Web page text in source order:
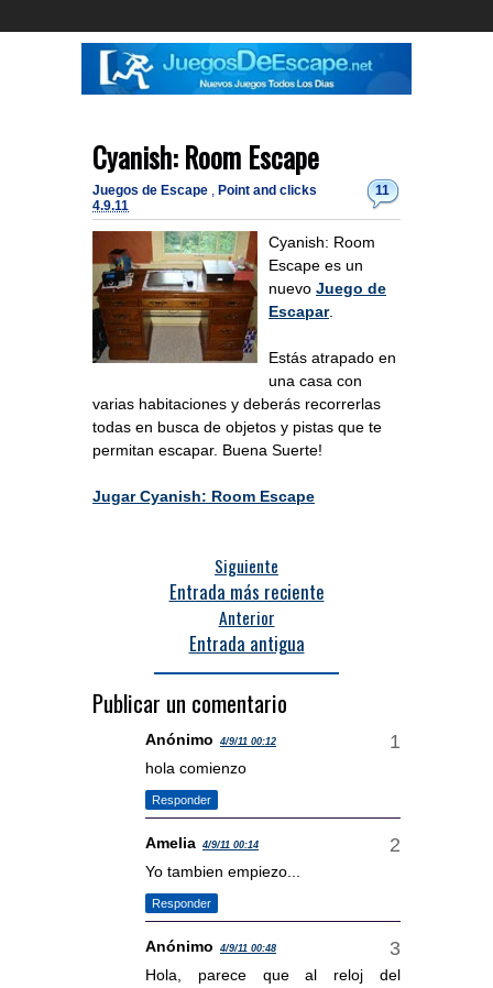
Cyanish: Room Escape
11
Juegos de Escape , Point and clicks
4.9.11
Cyanish: Room
Escape es un
nuevo Juego de
Escapar.
Estás atrapado en
una casa con
varias habitaciones y deberás recorrerlas
todas en busca de objetos y pistas que te
permitan escapar. Buena Suerte!
Jugar Cyanish: Room Escape
Siguiente
Entrada más reciente
Anterior
Entrada antigua
Publicar un comentario
Anónimo 4/9/11 00:12
hola comienzo
Responder
Amelia 4/9/11 00:14
Yo tambien empiezo...
Responder
Anónimo 4/9/11 00:48
Hola, parece que al reloj del